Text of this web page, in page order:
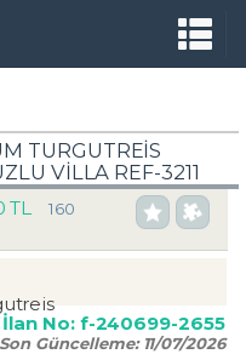
TURGUTREİS
VİLLA REF-3211
TL
160
No: f-240699-2655
Son Güncelleme: 11/07/2026